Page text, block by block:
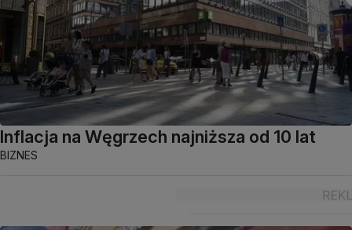
Inflacja na Węgrzech najniższa od 10 lat
BIZNES